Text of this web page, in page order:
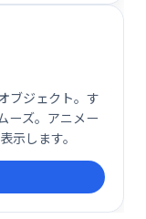
ブジェクト。す
ーズ。アニメー
示します。